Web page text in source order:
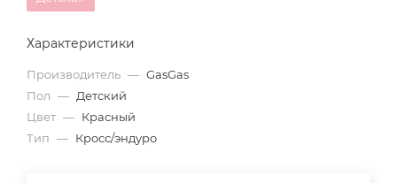
Характеристики
Производитель — GasGas
Пол — Детский
Цвет — Красный
Тип — Кросс/эндуро